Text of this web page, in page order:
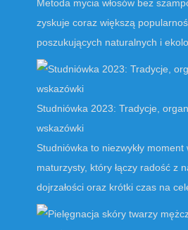
Metoda mycia włosów bez
zyskuje coraz większą
poszukujących naturalnych i
Studniówka 2023: Tradycje,
wskazówki
Studniówka to niezwykły
maturzysty, który łączy radość z
dojrzałości oraz krótki czas na